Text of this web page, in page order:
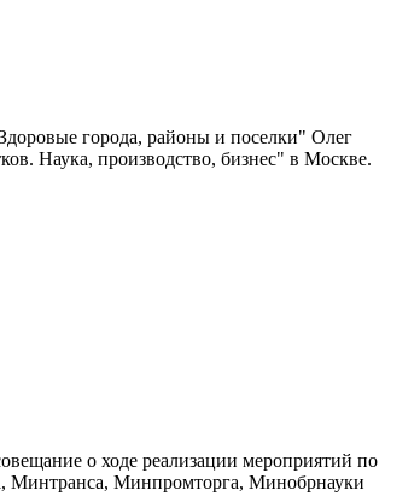
города, районы и поселки" Олег
Наука, производство, бизнес" в Москве.
о ходе реализации мероприятий по
Минтранса, Минпромторга, Минобрнауки